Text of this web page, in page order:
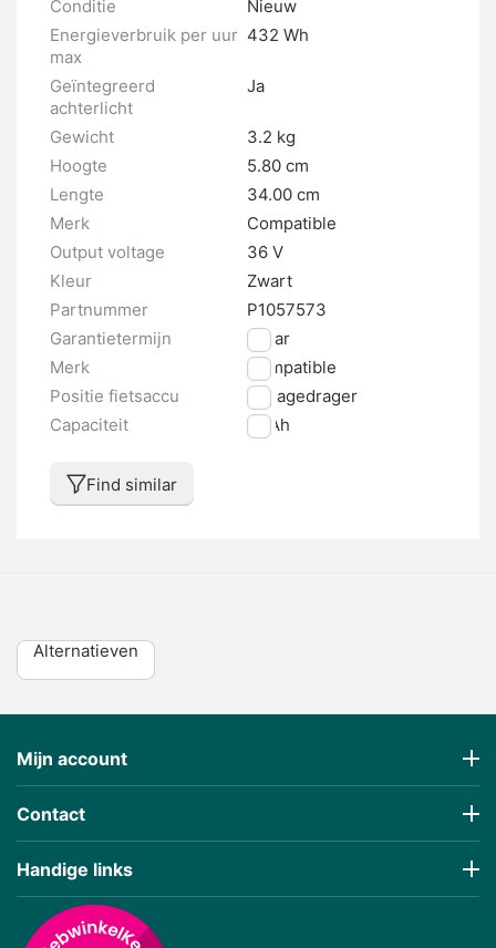
Conditie
Nieuw
Energieverbruik per uur
max
432 Wh
Geïntegreerd
achterlicht
Ja
Gewicht
3.2 kg
Hoogte
5.80 cm
Lengte
34.00 cm
Merk
Compatible
Output voltage
36 V
Kleur
Zwart
Partnummer
P1057573
Garantietermijn
2 jaar
Merk
Compatible
Positie fietsaccu
Bagagedrager
Capaciteit
12 Ah
Find similar
Alternatieven
€194,87
Prijs incl BTW
Compatible EV021
Mijn account
Contact
Handige links